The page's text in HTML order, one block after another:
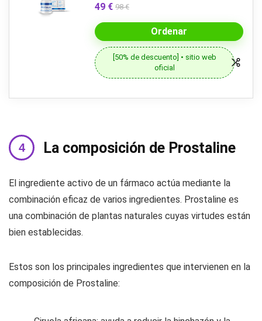
49 € 98 €
Ordenar
[50% de descuento] • sitio web
oficial
La composición de Prostaline
El ingrediente activo de un fármaco actúa mediante la
combinación eficaz de varios ingredientes. Prostaline es
una combinación de plantas naturales cuyas virtudes están
bien establecidas.
Estos son los principales ingredientes que intervienen en la
composición de Prostaline: